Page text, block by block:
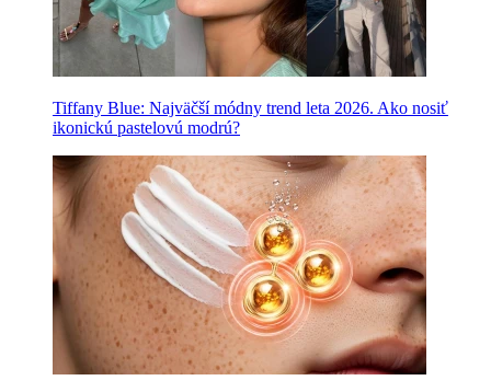
Tiffany Blue: Najväčší módny trend leta 2026. Ako nosiť
ikonickú pastelovú modrú?